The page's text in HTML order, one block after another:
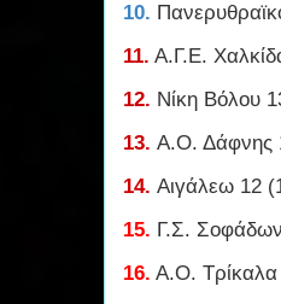
10.
11. Α.Γ.Ε.
12. Νίκη Βόλου
13. Α.Ο. Δάφνης
14. Αιγάλεω 12
15. Γ.Σ.
16. Α.Ο.